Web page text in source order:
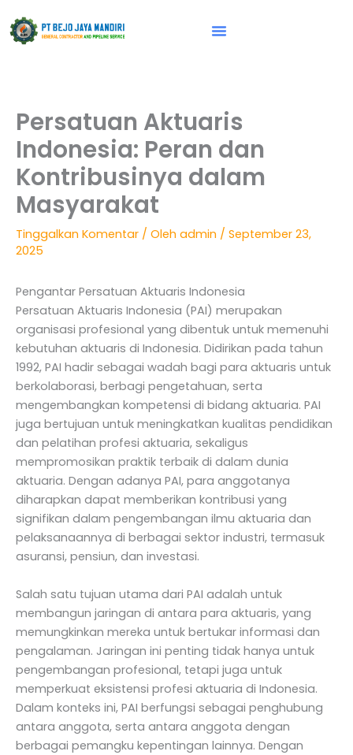
ke
konten
Persatuan Aktuaris
Indonesia: Peran dan
Kontribusinya dalam
Masyarakat
Tinggalkan Komentar / Oleh admin / September 23,
2025
Pengantar Persatuan Aktuaris Indonesia
Persatuan Aktuaris Indonesia (PAI) merupakan
organisasi profesional yang dibentuk untuk memenuhi
kebutuhan aktuaris di Indonesia. Didirikan pada tahun
1992, PAI hadir sebagai wadah bagi para aktuaris untuk
berkolaborasi, berbagi pengetahuan, serta
mengembangkan kompetensi di bidang aktuaria. PAI
juga bertujuan untuk meningkatkan kualitas pendidikan
dan pelatihan profesi aktuaria, sekaligus
mempromosikan praktik terbaik di dalam dunia
aktuaria. Dengan adanya PAI, para anggotanya
diharapkan dapat memberikan kontribusi yang
signifikan dalam pengembangan ilmu aktuaria dan
pelaksanaannya di berbagai sektor industri, termasuk
asuransi, pensiun, dan investasi.
Salah satu tujuan utama dari PAI adalah untuk
membangun jaringan di antara para aktuaris, yang
memungkinkan mereka untuk bertukar informasi dan
pengalaman. Jaringan ini penting tidak hanya untuk
pengembangan profesional, tetapi juga untuk
memperkuat eksistensi profesi aktuaria di Indonesia.
Dalam konteks ini, PAI berfungsi sebagai penghubung
antara anggota, serta antara anggota dengan
berbagai pemangku kepentingan lainnya. Dengan